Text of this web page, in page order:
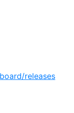
releases